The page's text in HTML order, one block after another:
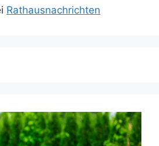
Rathausnachrichten